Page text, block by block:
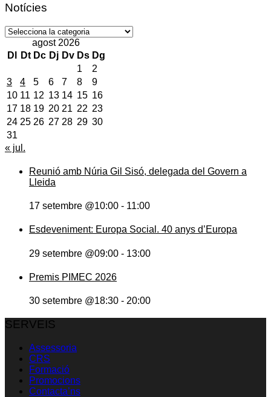
Notícies
Notícies
agost 2026
Dl
Dt Dc Dj Dv Ds Dg
1
2
3
4 5 6 7 8
9
10 11 12 13 14 15 16
17 18 19 20 21 22 23
24 25 26 27 28 29 30
31
« jul.
Reunió amb Núria Gil Sisó, delegada del Govern a
Lleida
17 setembre @10:00 - 11:00
Esdeveniment: Europa Social. 40 anys d’Europa
29 setembre @09:00 - 13:00
Premis PIMEC 2026
30 setembre @18:30 - 20:00
SERVEIS
Assessoria
CRS
Formació
Promocions
Contacta’ns